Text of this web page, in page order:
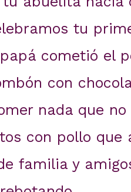
tu
cometió el
con
nada que
con pollo que
familia y